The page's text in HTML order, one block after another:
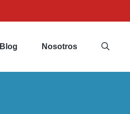
Blog Nosotros